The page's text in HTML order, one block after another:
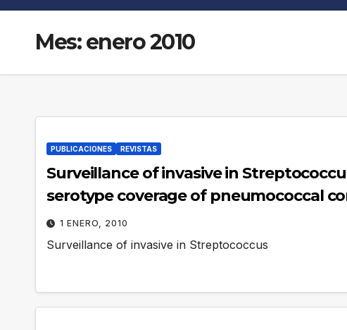
Mes:enero 2010
PUBLICACIONES REVISTAS
Surveillance of invasive in
serotype coverage of pneumococcal
1 ENERO, 2010
Surveillance of invasive in Streptococcus